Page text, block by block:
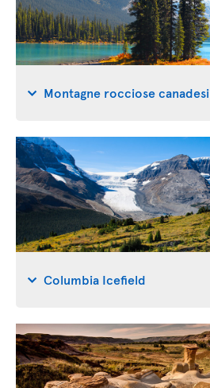
Montagne rocciose canadesi
Columbia Icefield